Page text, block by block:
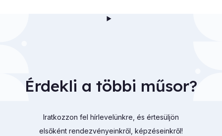
Érdekli a többi műsor?
Iratkozzon fel hírlevelünkre, és értesüljön
elsőként rendezvényeinkről, képzéseinkről!